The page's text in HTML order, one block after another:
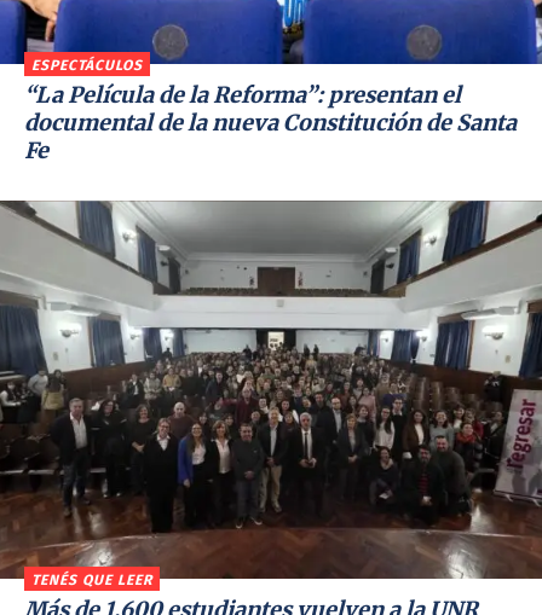
ESPECTÁCULOS
“La Película de la Reforma”: presentan el
documental de la nueva Constitución de Santa
Fe
TENÉS QUE LEER